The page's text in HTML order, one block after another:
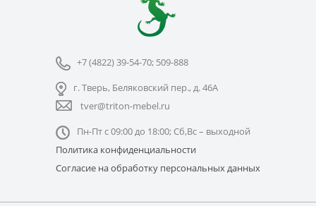
+7 (4822) 39-54-70; 509-888
г. Тверь, Беляковский пер., д. 46А
tver@triton-mebel.ru
Пн-Пт с 09:00 до 18:00; Сб,Вс – выходной
Политика конфиденциальности
Согласие на обработку персональных данных